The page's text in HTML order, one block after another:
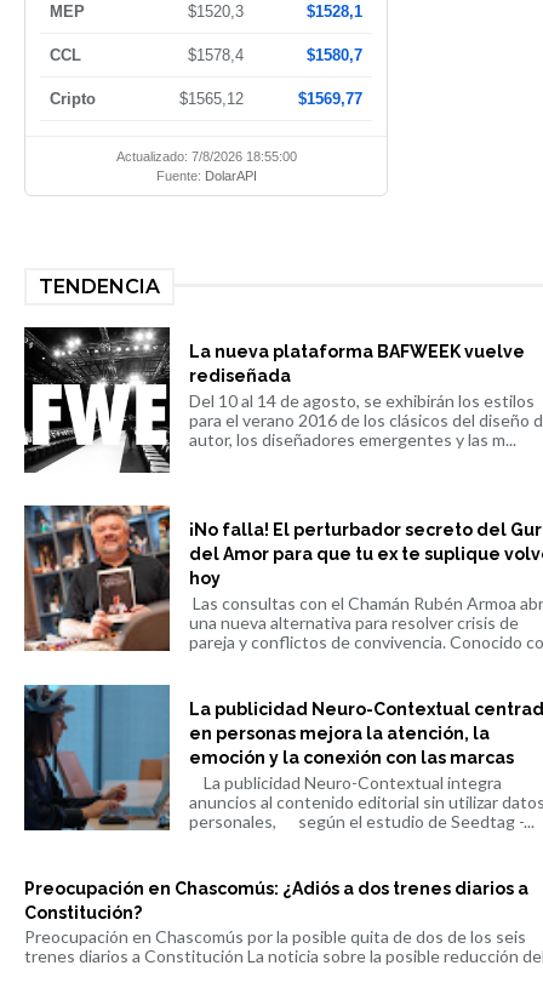
MEP $1520,3 $1528,1
CCL $1578,4 $1580,7
Cripto $1565,12 $1569,77
Actualizado: 7/8/2026 18:55:00
Fuente: DolarAPI
TENDENCIA
La nueva plataforma BAFWEEK vuelve
rediseñada
Del 10 al 14 de agosto, se exhibirán los estilos
para el verano 2016 de los clásicos del diseño
autor, los diseñadores emergentes y las m...
¡No falla! El perturbador secreto del
del Amor para que tu ex te suplique
hoy
Las consultas con el Chamán Rubén Armoa
una nueva alternativa para resolver crisis de
pareja y conflictos de convivencia. Conocido
La publicidad Neuro-Contextual
en personas mejora la atención, la
emoción y la conexión con las marcas
La publicidad Neuro-Contextual integra
anuncios al contenido editorial sin utilizar
personales, según el estudio de Seedtag -...
Preocupación en Chascomús: ¿Adiós a dos trenes diarios a
Constitución?
Preocupación en Chascomús por la posible quita de dos de los seis
trenes diarios a Constitución La noticia sobre la posible reducción